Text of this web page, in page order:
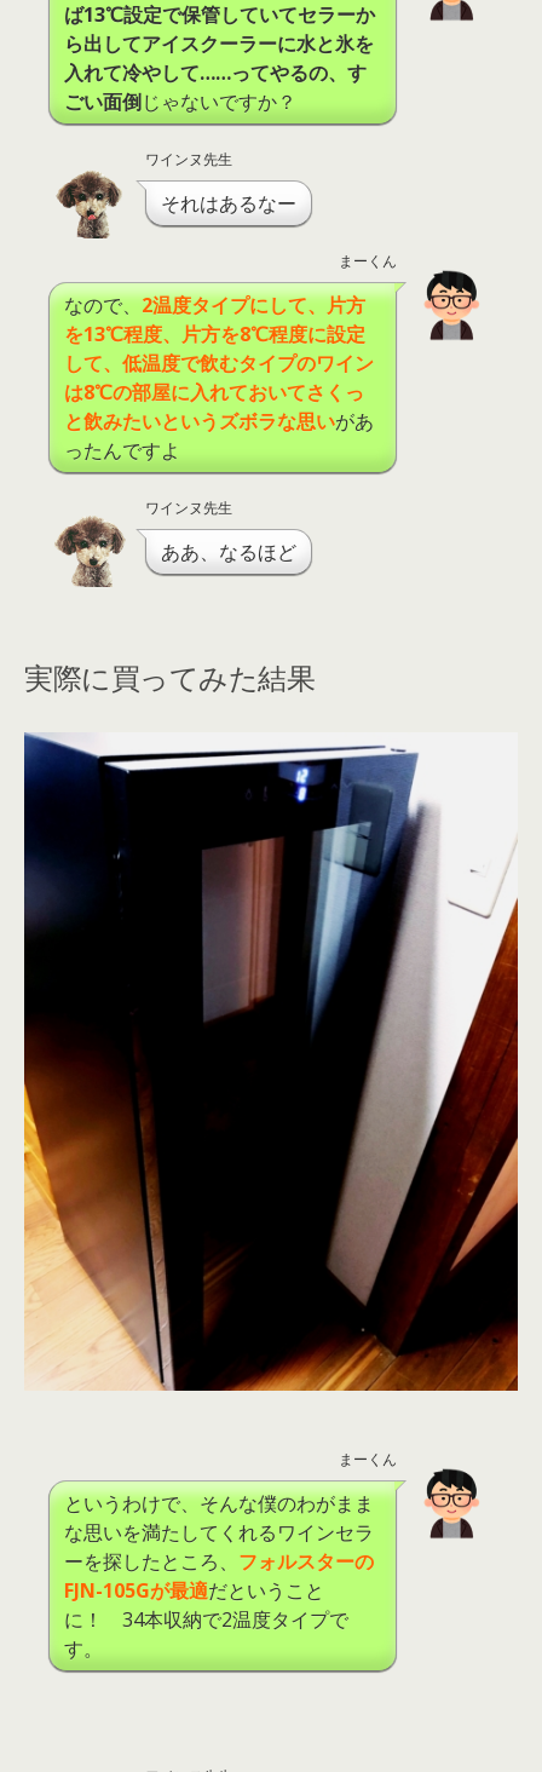
ば13℃設定で保管していてセラーか
ら出してアイスクーラーに水と氷を
入れて冷やして……ってやるの、す
ごい面倒じゃないですか？
ワインヌ先生
それはあるなー
まーくん
なので、2温度タイプにして、片方
を13℃程度、片方を8℃程度に設定
して、低温度で飲むタイプのワイン
は8℃の部屋に入れておいてさくっ
と飲みたいというズボラな思いがあ
ったんですよ
ワインヌ先生
ああ、なるほど
実際に買ってみた結果
まーくん
というわけで、そんな僕のわがまま
な思いを満たしてくれるワインセラ
ーを探したところ、 フォルスターの
FJN-105Gが最適だということ
に！ 34本収納で2温度タイプで
す。